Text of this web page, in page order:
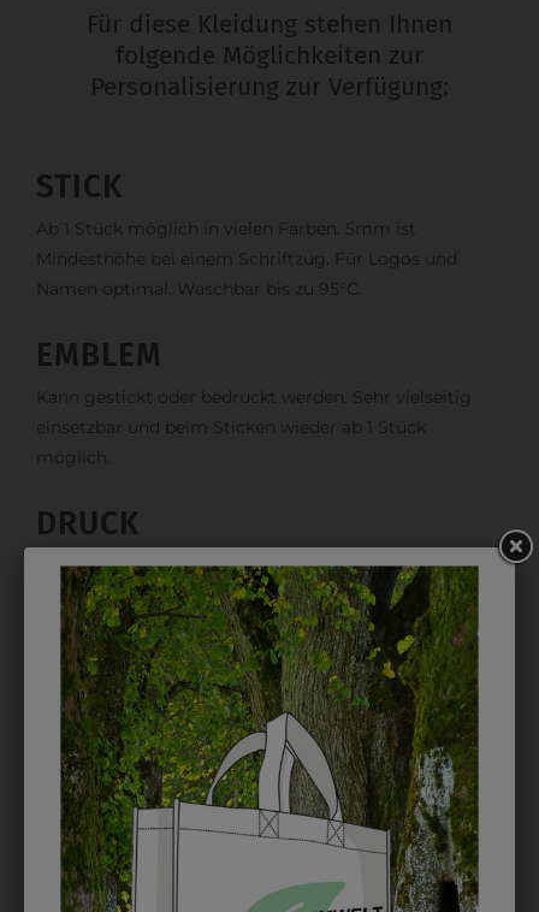
Für diese Kleidung stehen Ihnen
folgende Möglichkeiten zur
Personalisierung zur Verfügung:
STICK
Ab 1 Stück möglich in vielen Farben. 5mm ist
Mindesthöhe bei einem Schriftzug. Für Logos und
Namen optimal. Waschbar bis zu 95°C.
EMBLEM
Kann gestickt oder bedruckt werden. Sehr vielseitig
einsetzbar und beim Sticken wieder ab 1 Stück
möglich.
DRUCK
Perfekt für große Logos und für kleine Details, jedoch
kostet jede Farbe extra und ist erst ab 12 Stück
möglich. Waschbar bis zu 60°C.
DAS KÖNNTE IHNEN
AUCH GEFALLEN